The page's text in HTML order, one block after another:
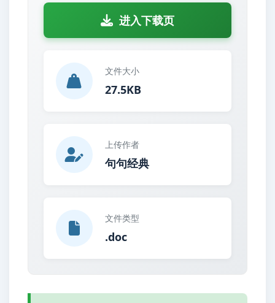
进入下载页
文件大小
27.5KB
上传作者
句句经典
文件类型
.doc